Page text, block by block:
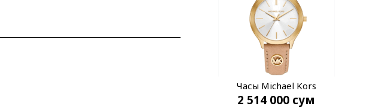
Часы Michael Kors
MK7533
2 514 000 сум